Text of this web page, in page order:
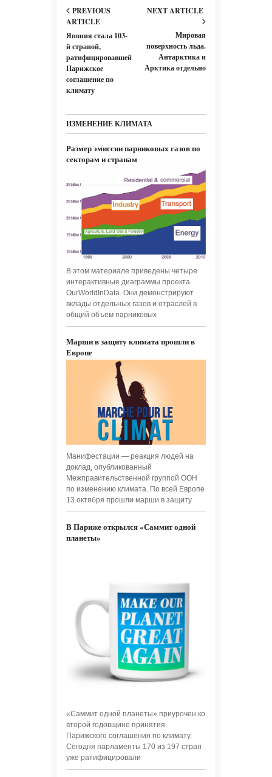
PREVIOUS
ARTICLE
Япония стала 103-
й страной,
ратифицировавшей
Парижское
соглашение по
климату
NEXT ARTICLE
Мировая
поверхность льда.
Антарктика и
Арктика отдельно
ИЗМЕНЕНИЕ КЛИМАТА
Размер эмиссии парниковых газов по
секторам и странам
В этом материале приведены четыре
интерактивные диаграммы проекта
OurWorldInData. Они демонстрируют
вклады отдельных газов и отраслей в
общий объем парниковых
Марши в защиту климата прошли в
Европе
Манифестации — реакция людей на
доклад, опубликованный
Межправительственной группой ООН
по изменению климата. По всей Европе
13 октября прошли марши в защиту
В Париже открылся «Саммит одной
планеты»
«Саммит одной планеты» приурочен ко
второй годовщине принятия
Парижского соглашения по климату.
Сегодня парламенты 170 из 197 стран
уже ратифицировали